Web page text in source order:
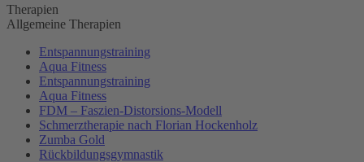
Therapien
Allgemeine Therapien
Entspannungstraining
Aqua Fitness
Entspannungstraining
Aqua Fitness
FDM – Faszien-Distorsions-Modell
Schmerztherapie nach Florian Hockenholz
Zumba Gold
Rückbildungsgymnastik